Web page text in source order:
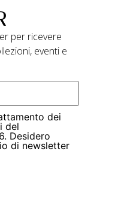
per ricevere
eventi e
dei
del
Desidero
di newsletter